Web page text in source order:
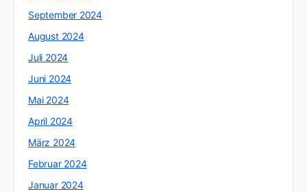
September 2024
August 2024
Juli 2024
Juni 2024
Mai 2024
April 2024
März 2024
Februar 2024
Januar 2024